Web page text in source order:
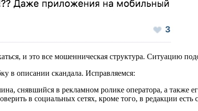
и это все мошенническая структура. Ситуацию
в описании скандала. Исправляемся:
снявшийся в рекламном ролике оператора, а также
в социальных сетях, кроме того, в редакции